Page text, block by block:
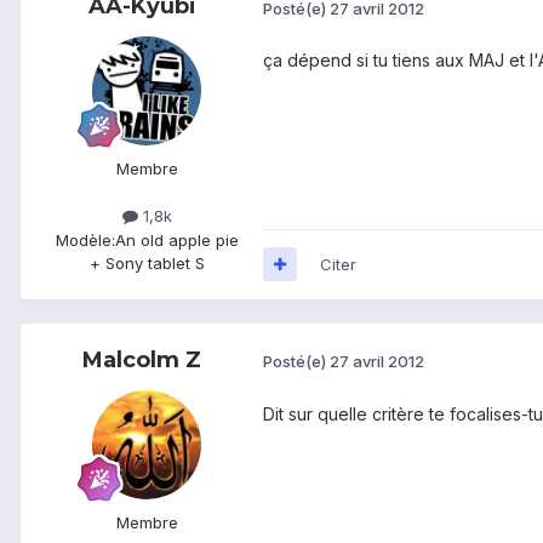
AA-Kyubi
Membre
1,8k
Modèle:An old apple pie
+ Sony tablet S
Posté(e) 27 avril 2012
ça dépend si tu tiens aux MAJ et
Citer
Malcolm Z
Membre
Posté(e) 27 avril 2012
Dit sur quelle critère te focalises-